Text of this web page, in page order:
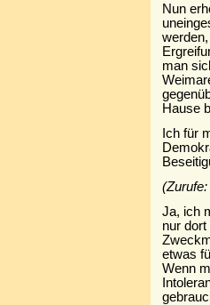
Nun
man
Hause
Ich für
Ja, ich
nur
etwas
Wenn